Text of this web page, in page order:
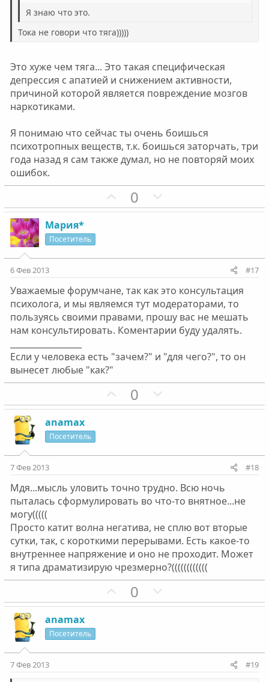
о
л
с с
Я знаю что это.
Тока не говори что тяга)))))
Это хуже чем тяга... Это такая специфическая
депрессия с апатией и снижением активности,
причиной которой является повреждение мозгов
наркотиками.
Я понимаю что сейчас ты очень боишься
психотропных веществ, т.к. боишься заторчать, три
года назад я сам также думал, но не повторяй моих
ошибок.
П
о
т
н
ы
й
г
о
о
0
е
т
н
ы
й
г
о
л
о
Мария*
Посетитель
6 Фев 2013 #17
Уважаемые форумчане, так как это консультация
психолога, и мы являемся тут модераторами, то
пользуясь своими правами, прошу вас не мешать
нам консультировать. Коментарии буду удалять.
Если у человека есть "зачем?" и "для чего?", то он
вынесет любые "как?"
П
о
т
н
ы
й
г
о
л
о
0
е
т
н
ы
й
г
о
л
о
anamax
Посетитель
7 Фев 2013 #18
Мдя...мысль уловить точно трудно. Всю ночь
пыталась сформулировать во что-то внятное...не
могу(((((
Просто катит волна негатива, не сплю вот вторые
сутки, так, с короткими перерывами. Есть какое-то
внутреннее напряжение и оно не проходит. Может
я типа драматизирую чрезмерно?((((((((((((
П
о
т
0
е
т
anamax
Посетитель
7 Фев 2013 #19